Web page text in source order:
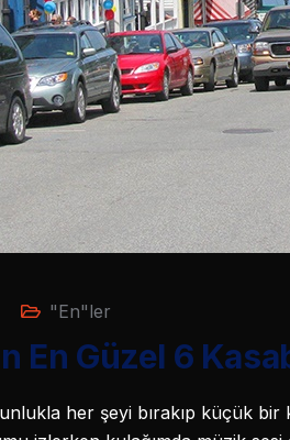
"En"ler
En Güzel 6
her şeyi bırakıp küçük